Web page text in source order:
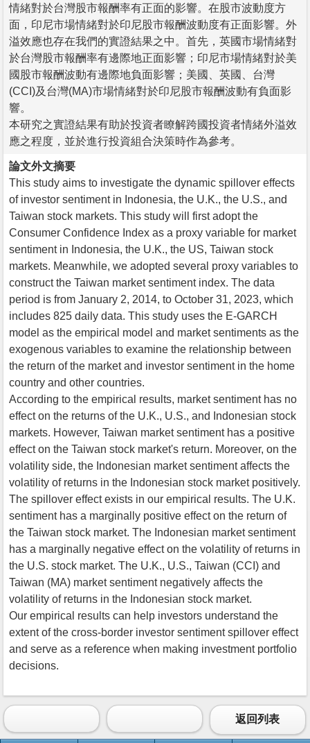
情緒對於台灣股市報酬率有正面的影響。在股市波動度方
面，印尼市場情緒對於印尼股市報酬波動度有正面影響。外
溢效應也存在我們的實證結果之中。首先，英國市場情緒對
於台灣股市報酬率有邊際地正面影響；印尼市場情緒對於美
國股市報酬波動有邊際地負面影響；美國、英國、台灣
(CCI)及台灣(MA)市場情緒對於印尼股市報酬波動有負面影
響。
本研究之實證結果有助於投資者瞭解跨國投資者情緒外溢效
應之程度，並於進行投資組合決策時作為參考。
論文外文摘要
This study aims to investigate the dynamic spillover effects
of investor sentiment in Indonesia, the U.K., the U.S., and
Taiwan stock markets. This study will first adopt the
Consumer Confidence Index as a proxy variable for market
sentiment in Indonesia, the U.K., the US, Taiwan stock
markets. Meanwhile, we adopted several proxy variables to
construct the Taiwan market sentiment index. The data
period is from January 2, 2014, to October 31, 2023, which
includes 825 daily data. This study uses the E-GARCH
model as the empirical model and market sentiments as the
exogenous variables to examine the relationship between
the return of the market and investor sentiment in the home
country and other countries.
According to the empirical results, market sentiment has no
effect on the returns of the U.K., U.S., and Indonesian stock
markets. However, Taiwan market sentiment has a positive
effect on the Taiwan stock market's return. Moreover, on the
volatility side, the Indonesian market sentiment affects the
volatility of returns in the Indonesian stock market positively.
The spillover effect exists in our empirical results. The U.K.
sentiment has a marginally positive effect on the return of
the Taiwan stock market. The Indonesian market sentiment
has a marginally negative effect on the volatility of returns in
the U.S. stock market. The U.K., U.S., Taiwan (CCI) and
Taiwan (MA) market sentiment negatively affects the
volatility of returns in the Indonesian stock market.
Our empirical results can help investors understand the
extent of the cross-border investor sentiment spillover effect
and serve as a reference when making investment portfolio
decisions.
返回列表